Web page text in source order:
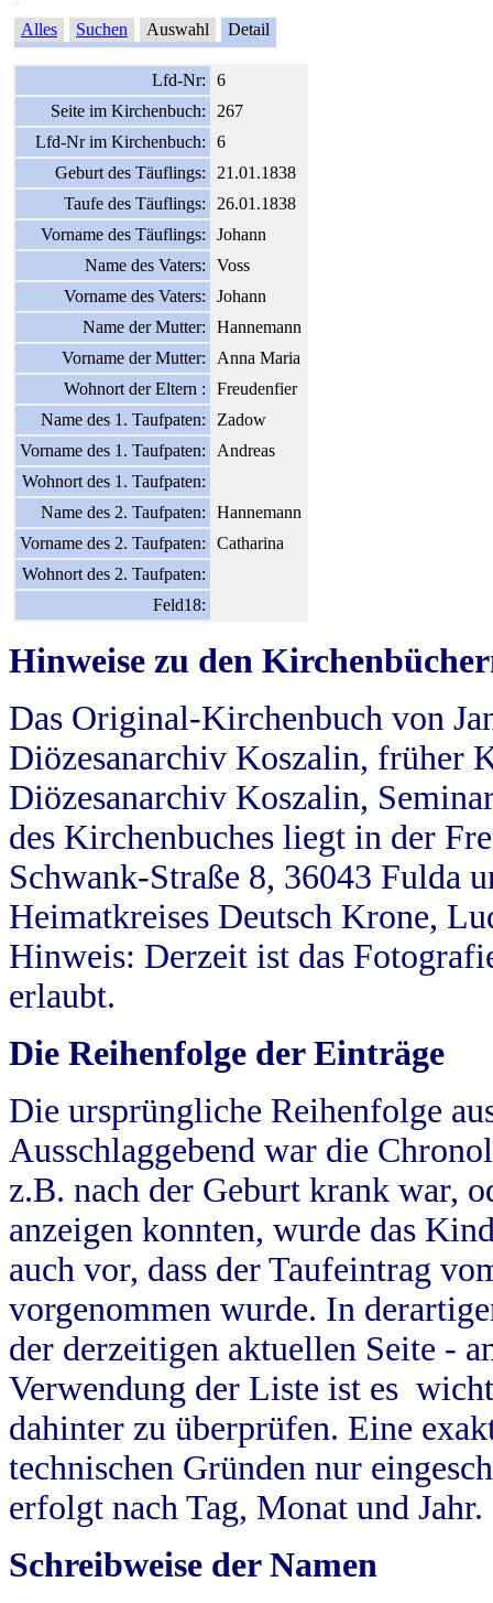
Alles Suchen Auswahl Detail
Lfd-Nr:
6
Seite im Kirchenbuch:
267
Lfd-Nr im Kirchenbuch:
6
Geburt des Täuflings:
21.01.1838
Taufe des Täuflings:
26.01.1838
Vorname des Täuflings:
Johann
Name des Vaters:
Voss
Vorname des Vaters:
Johann
Name der Mutter:
Hannemann
Vorname der Mutter:
Anna Maria
Wohnort der Eltern :
Freudenfier
Name des 1. Taufpaten:
Zadow
Vorname des 1. Taufpaten:
Andreas
Wohnort des 1. Taufpaten:
Name des 2. Taufpaten:
Hannemann
Vorname des 2. Taufpaten:
Catharina
Wohnort des 2. Taufpaten:
Feld18:
Hinweise zu den
Das Original-Kirchenbuch von
Diözesanarchiv Koszalin, früher
Diözesanarchiv Koszalin,
des Kirchenbuches liegt in der
Schwank-Straße 8, 36043 Fulda
Heimatkreises Deutsch Krone,
Hinweis: Derzeit ist das
erlaubt.
Die Reihenfolge der Einträge
Die ursprüngliche Reihenfolge
Ausschlaggebend war die
z.B. nach der Geburt krank war,
anzeigen konnten, wurde das
auch vor, dass der Taufeintrag
vorgenommen wurde. In
der derzeitigen aktuellen Seite -
Verwendung der Liste ist es
dahinter zu überprüfen. Eine
technischen Gründen nur
erfolgt nach Tag, Monat und Jahr.
Schreibweise der Namen